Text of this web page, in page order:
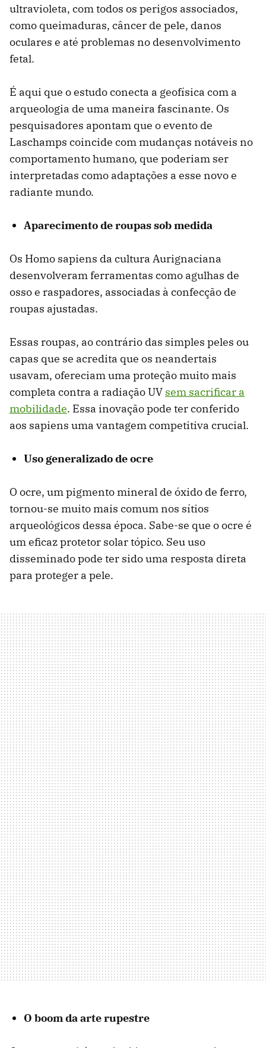
ultravioleta, com todos os perigos associados,
como queimaduras, câncer de pele, danos
oculares e até problemas no desenvolvimento
fetal.
É aqui que o estudo conecta a geofísica com a
arqueologia de uma maneira fascinante. Os
pesquisadores apontam que o evento de
Laschamps coincide com mudanças notáveis no
comportamento humano, que poderiam ser
interpretadas como adaptações a esse novo e
radiante mundo.
Aparecimento de roupas sob medida
Os Homo sapiens da cultura Aurignaciana
desenvolveram ferramentas como agulhas de
osso e raspadores, associadas à confecção de
roupas ajustadas.
Essas roupas, ao contrário das simples peles ou
capas que se acredita que os neandertais
usavam, ofereciam uma proteção muito mais
completa contra a radiação UV sem sacrificar a
mobilidade. Essa inovação pode ter conferido
aos sapiens uma vantagem competitiva crucial.
Uso generalizado de ocre
O ocre, um pigmento mineral de óxido de ferro,
tornou-se muito mais comum nos sítios
arqueológicos dessa época. Sabe-se que o ocre é
um eficaz protetor solar tópico. Seu uso
disseminado pode ter sido uma resposta direta
para proteger a pele.
O boom da arte rupestre